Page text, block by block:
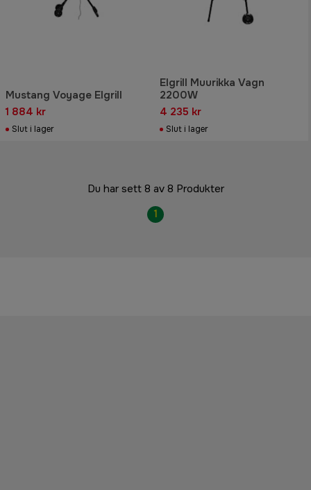
Mustang Voyage Elgrill
1 884 kr
Slut i lager
Elgrill Muurikka Vagn
2200W
4 235 kr
Slut i lager
Du har sett 8 av 8 Produkter
1